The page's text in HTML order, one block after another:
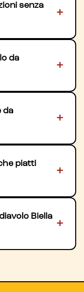
senza
+
da
+
da
+
piatti
+
Biella
+